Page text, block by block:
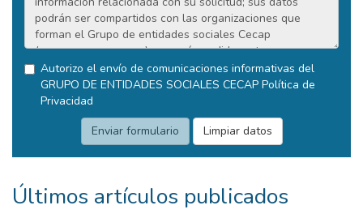
Autorizo el envío de comunicaciones informativas del
GRUPO DE ENTIDADES SOCIALES CECAP Política de
Privacidad
Últimos artículos publicados